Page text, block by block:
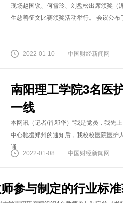
现场赵国锁、何雪玲、刘盘松出席颁奖（
生慈善征文比赛颁奖活动举行。 会议公布
2022-01-10 中国财经新闻网
南阳理工学院3名医
一线
本网讯（记者/肖邓华）“我是党员，我先
中心驰援郑州的通知后，我校校医院医护
通、....
2022-01-08
中国财经新闻网
参与制定的行业标